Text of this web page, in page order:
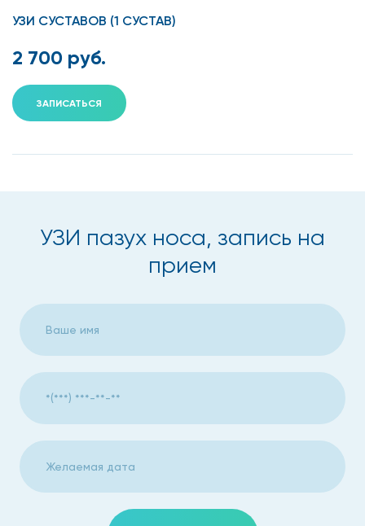
УЗИ СУСТАВОВ (1 СУСТАВ)
2 700 руб.
ЗАПИСАТЬСЯ
УЗИ пазух носа, запись на
прием